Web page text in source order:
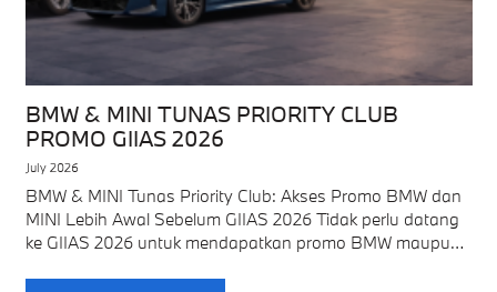
BMW & MINI TUNAS PRIORITY CLUB
PROMO GIIAS 2026
July 2026
BMW & MINI Tunas Priority Club: Akses Promo BMW dan
MINI Lebih Awal Sebelum GIIAS 2026 Tidak perlu datang
ke GIIAS 2026 untuk mendapatkan promo BMW maupun